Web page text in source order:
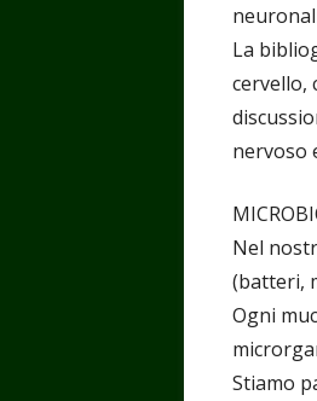
La
cervello,
nervoso
Nel
(batteri,
Ogni
Stiamo